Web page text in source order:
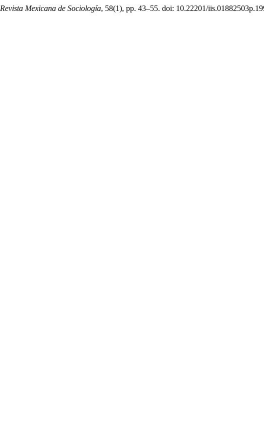
Revista Mexicana de Sociología, 58(1), pp. 43–55. doi: 10.22201/